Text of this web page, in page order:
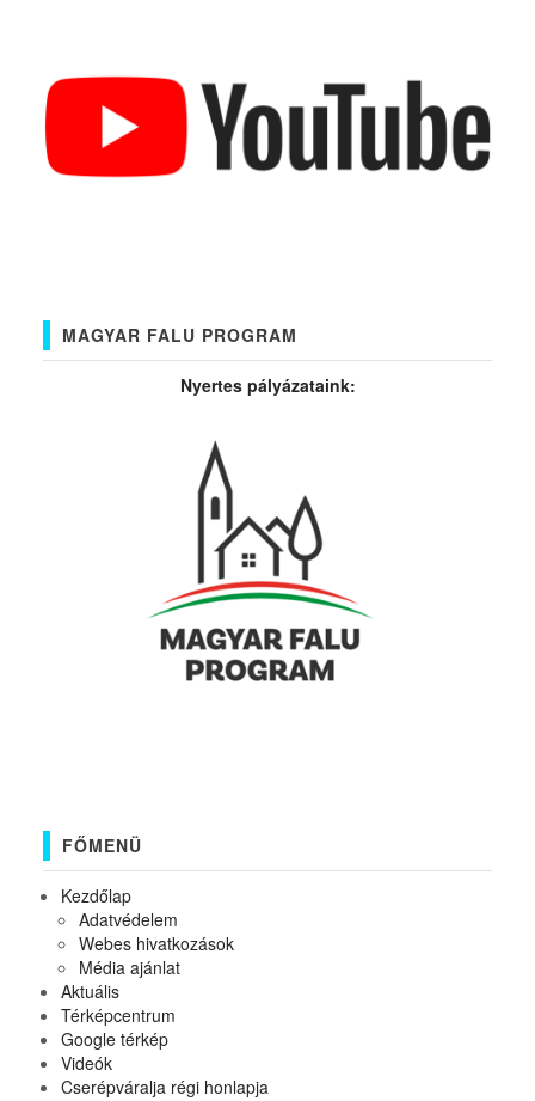
MAGYAR FALU PROGRAM
Nyertes pályázataink:
FŐMENÜ
Kezdőlap
Adatvédelem
Webes hivatkozások
Média ajánlat
Aktuális
Térképcentrum
Google térkép
Videók
Cserépváralja régi honlapja